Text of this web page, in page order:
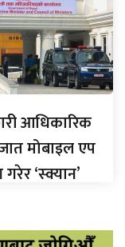
आधिकारिक
मोबाइल एप
गरेर ‘स्क्यान’
निर्देशन